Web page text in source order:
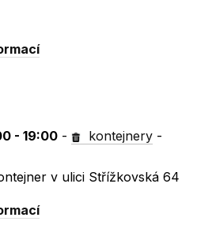
- 19:00 - kontejnery -
v ulici Střížkovská 64